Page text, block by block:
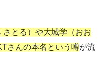
さとる）や大城学（おお
さんの本名という噂が流